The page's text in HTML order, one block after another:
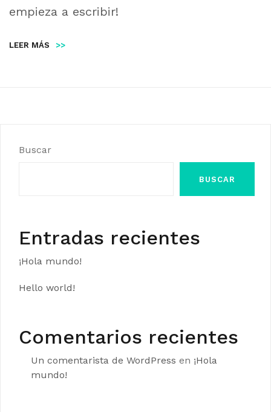
empieza a escribir!
LEER MÁS >>
Buscar
BUSCAR
Entradas recientes
¡Hola mundo!
Hello world!
Comentarios recientes
Un comentarista de WordPress en ¡Hola
mundo!